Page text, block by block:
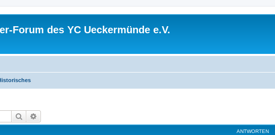
Forum des YC Ueckermünde e.V.
Suche
ANTWORTEN